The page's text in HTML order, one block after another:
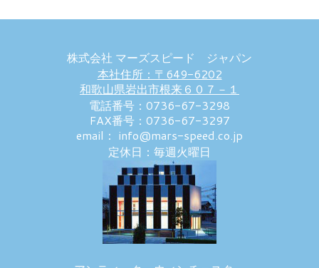
株式会社 マーズスピード ジャパン
本社住所：〒649-6202
和歌山県岩出市根来６０７－１
電話番号：0736-67-3298
FAX番号：0736-67-3297
email： info@mars-speed.co.jp
定休日：毎週火曜日